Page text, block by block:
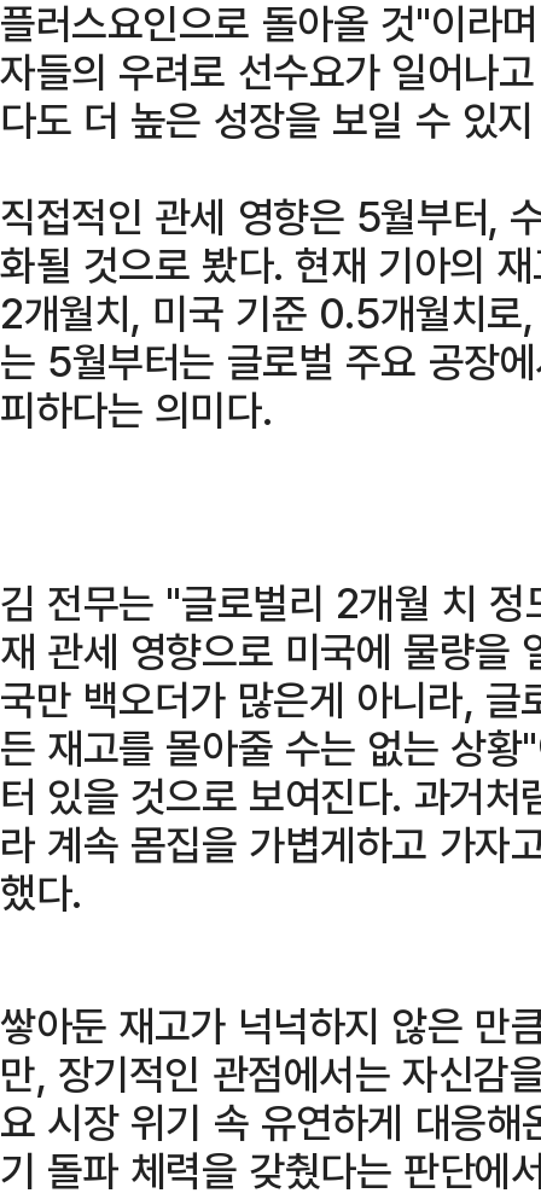
플러스요인으로 돌아올 것"이라
자들의 우려로 선수요가 일어나
다도 더 높은 성장을 보일 수 있
직접적인 관세 영향은 5월부터,
화될 것으로 봤다. 현재 기아의
2개월치, 미국 기준 0.5개월치로
는 5월부터는 글로벌 주요 공장
피하다는 의미다.
김 전무는 "글로벌리 2개월 치
재 관세 영향으로 미국에 물량을
국만 백오더가 많은게 아니라,
든 재고를 몰아줄 수는 없는 상
터 있을 것으로 보여진다. 과거
라 계속 몸집을 가볍게하고 가자
했다.
쌓아둔 재고가 넉넉하지 않은 만
만, 장기적인 관점에서는 자신감
요 시장 위기 속 유연하게 대응
기 돌파 체력을 갖췄다는 판단에